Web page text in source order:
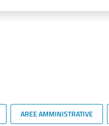
AREE AMMINISTRATIVE